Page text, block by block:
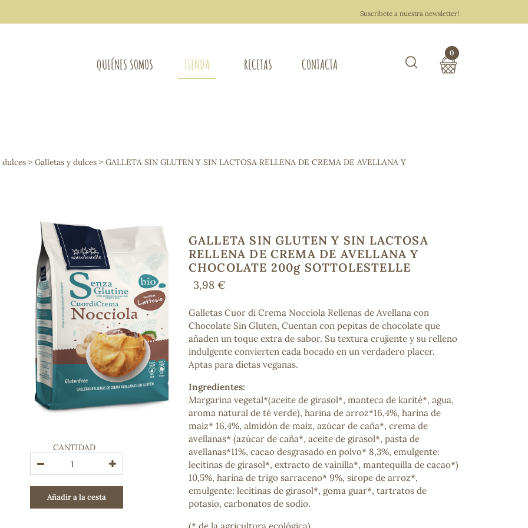
Suscríbete a nuestra newsletter!
QUIÉNES SOMOS TIENDA
Osteo-articular
Mujer
Control de peso
Extracto de plantas
Ácidos Grasos
Depurativos
Bienestar emocional
Jalea Real
Memoria
Hierro
Deporte
Digestivos
Circulatorio, colesterol y glucosa
Superalimentos
Proteína
Energía
Antioxidantes
Vitaminas y Minerales
COSMÉTICA E HIGIENE PERSONAL
Cremas, lociones y aceites corporales
Hombre
Higiene personal
Labiales
Aceites esenciales y aromaterapia
RECETAS CONTACTA
0
dulces > Galletas y dulces > GALLETA SIN GLUTEN Y SIN LACTOSA RELLENA DE CREMA DE AVELLANA Y
CANTIDAD
Añadir a la cesta
GALLETA SIN GLUTEN Y SIN LACTOSA
RELLENA DE CREMA DE AVELLANA Y
CHOCOLATE 200g SOTTOLESTELLE
3,98 €
Galletas Cuor di Crema Nocciola Rellenas de Avellana con
Chocolate Sin Gluten, Cuentan con pepitas de chocolate que
añaden un toque extra de sabor. Su textura crujiente y su relleno
indulgente convierten cada bocado en un verdadero placer.
Aptas para dietas veganas.
Ingredientes:
Margarina vegetal*(aceite de girasol*, manteca de karité*, agua,
aroma natural de té verde), harina de arroz*16,4%, harina de
maíz* 16,4%, almidón de maíz, azúcar de caña*, crema de
avellanas* (azúcar de caña*, aceite de girasol*, pasta de
avellanas*11%, cacao desgrasado en polvo* 8,3%, emulgente:
lecitinas de girasol*, extracto de vainilla*, mantequilla de cacao*)
10,5%, harina de trigo sarraceno* 9%, sirope de arroz*,
emulgente: lecitinas de girasol*, goma guar*, tartratos de
potasio, carbonatos de sodio.